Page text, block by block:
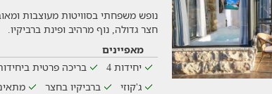
חצר גדולה, נוף מרהיב ופינת ברביקיו.
מאפיינים
יחידות 4
בריכה פרטית
ג'קוזי
ברביקיו בחצר